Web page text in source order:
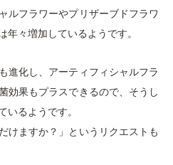
ルフラワーやプリザーブドフラワ
年々増加しているようです。
進化し、アーティフィシャルフラ
効果もプラスできるので、そうし
いるようです。
けますか？」というリクエストも